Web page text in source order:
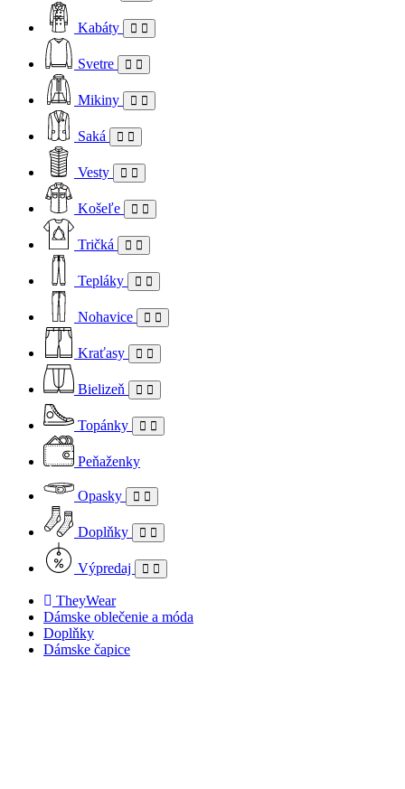
Kabáty
Svetre
Mikiny
Saká
Vesty
Košeľe
Tričká
Tepláky
Nohavice
Kraťasy
Bielizeň
Topánky
Peňaženky
Opasky
Doplňky
Výpredaj
TheyWear
Dámske oblečenie a móda
Doplňky
Dámske čapice